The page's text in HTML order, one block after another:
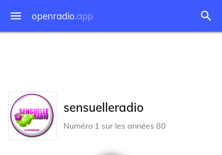
openradio.app
sensuelleradio
Numéro 1 sur les années 80